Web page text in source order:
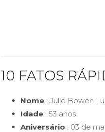
10 FATOS
Nome: Julie Bowen
Idade: 53 anos
Aniversário : 03 de